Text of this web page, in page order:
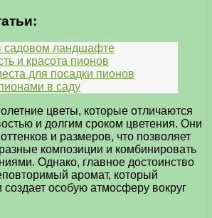
садовом ландшафте
и красота пионов
для посадки пионов
в саду
цветы, которые отличаются
и долгим сроком цветения. Они
и размеров, что позволяет
композиции и комбинировать
Однако, главное достоинство
аромат, который
создает особую атмосферу вокруг